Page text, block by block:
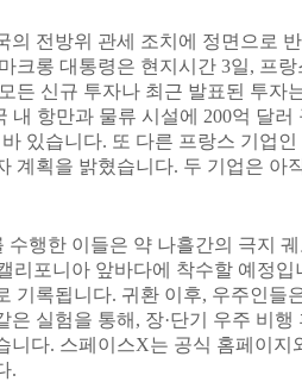
의 전방위 관세 조치에 정면으로
크롱 대통령은 현지시간 3일, 프
든 신규 투자나 최근 발표된 투자
내 항만과 물류 시설에 200억 달
있습니다. 또 다른 프랑스 기업
계획을 밝혔습니다. 두 기업은 아
수행한 이들은 약 나흘간의 극지
리포니아 앞바다에 착수할 예정
기록됩니다. 귀환 이후, 우주인들
은 실험을 통해, 장·단기 우주 비
니다. 스페이스X는 공식 홈페이지
.